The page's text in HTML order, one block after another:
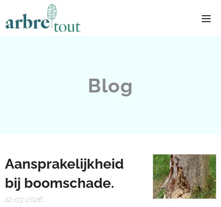
Blog
Aansprakelijkheid
bij boomschade.
12-03-2026